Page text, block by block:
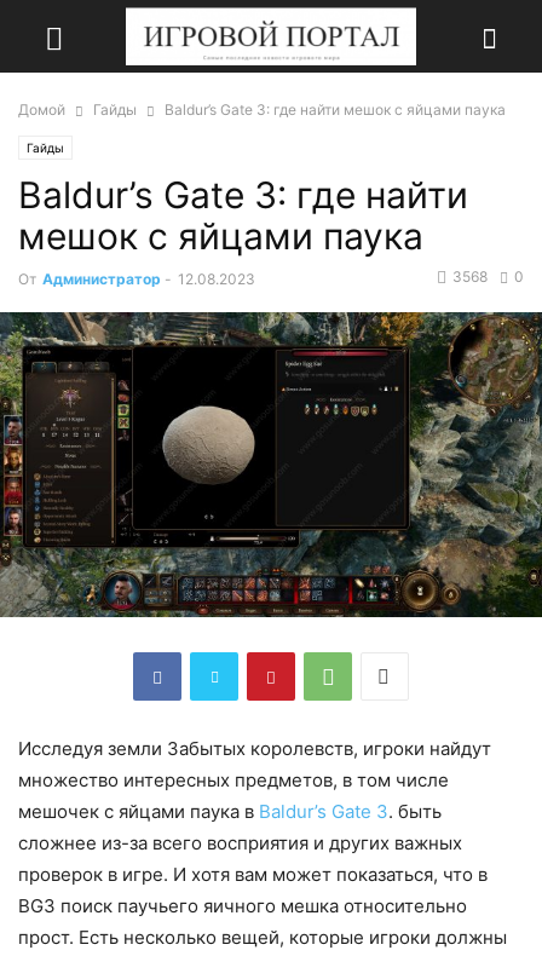
Домой Гайды Baldur’s Gate 3: где найти мешок с яйцами паука
Гайды
Baldur’s Gate 3: где найти
мешок с яйцами паука
От Администратор - 12.08.2023 0
3568
Исследуя земли Забытых королевств, игроки найдут
множество интересных предметов, в том числе
мешочек с яйцами паука в Baldur’s Gate 3. быть
сложнее из-за всего восприятия и других важных
проверок в игре. И хотя вам может показаться, что в
BG3 поиск паучьего яичного мешка относительно
прост. Есть несколько вещей, которые игроки должны